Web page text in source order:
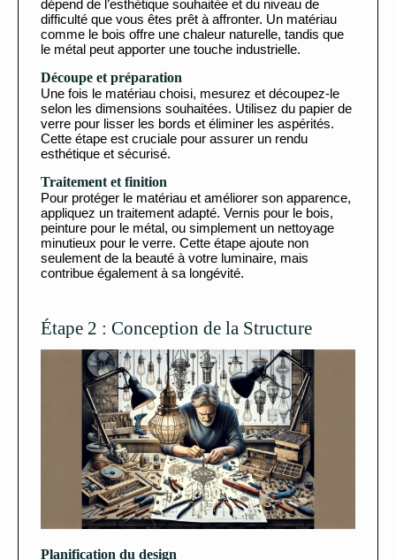
dépend de l’esthétique souhaitée et du niveau de
difficulté que vous êtes prêt à affronter. Un matériau
comme le bois offre une chaleur naturelle, tandis que
le métal peut apporter une touche industrielle.
Découpe et préparation
Une fois le matériau choisi, mesurez et découpez-le
selon les dimensions souhaitées. Utilisez du papier de
verre pour lisser les bords et éliminer les aspérités.
Cette étape est cruciale pour assurer un rendu
esthétique et sécurisé.
Traitement et finition
Pour protéger le matériau et améliorer son apparence,
appliquez un traitement adapté. Vernis pour le bois,
peinture pour le métal, ou simplement un nettoyage
minutieux pour le verre. Cette étape ajoute non
seulement de la beauté à votre luminaire, mais
contribue également à sa longévité.
Étape 2 : Conception de la Structure
Planification du design